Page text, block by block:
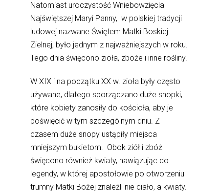
Natomiast uroczystość Wniebowzięcia
Najświętszej Maryi Panny, w polskiej tradycji
ludowej nazwane Świętem Matki Boskiej
Zielnej, było jednym z najważniejszych w roku.
Tego dnia święcono zioła, zboże i inne rośliny.
W XIX i na początku XX w. zioła były często
używane, dlatego sporządzano duże snopki,
które kobiety zanosiły do kościoła, aby je
poświęcić w tym szczególnym dniu. Z
czasem duże snopy ustąpiły miejsca
mniejszym bukietom. Obok ziół i zbóż
święcono również kwiaty, nawiązując do
legendy, w której apostołowie po otworzeniu
trumny Matki Bożej znaleźli nie ciało, a kwiaty.